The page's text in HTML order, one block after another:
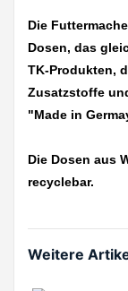
Die
Dosen, das
TK-Produkten,
Zusatzstoffe
"Made in
Die Dosen aus
recyclebar.
Weitere